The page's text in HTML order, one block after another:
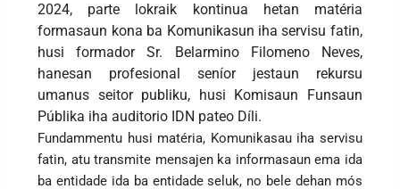
2024, parte lokraik kontinua hetan matéria
formasaun kona ba Komunikasun iha servisu fatin,
husi formador Sr. Belarmino Filomeno Neves,
hanesan profesional seníor jestaun rekursu
umanus seitor publiku, husi Komisaun Funsaun
Públika iha auditorio IDN pateo Díli.
Fundammentu husi matéria, Komunikasau iha servisu
fatin, atu transmite mensajen ka informasaun ema ida
ba entidade ida ba entidade seluk, no bele dehan mós